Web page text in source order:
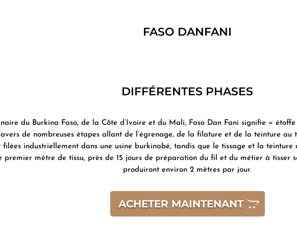
FASO DANFANI
DIFFÉRENTES PHASES
du Burkina Faso, de la Côte d’Ivoire et du Mali, Faso Dan Fani signifie «
de nombreuses étapes allant de l’égrenage, de la filature et de la teinture au
industriellement dans une usine burkinabé, tandis que le tissage et la teinture
mètre de tissu, près de 15 jours de préparation du fil et du métier à tisser
produiront environ 2 mètres par jour.
ACHETER MAINTENANT